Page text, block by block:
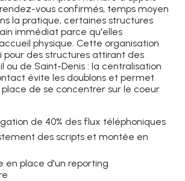
vous confirmés, temps moyen
la pratique, certaines structures
immédiat parce qu'elles
physique. Cette organisation
pour des structures attirant des
ou de Saint-Denis : la centralisation
évite les doublons et permet
de se concentrer sur le coeur
de 40% des flux téléphoniques
des scripts et montée en
en place d'un reporting